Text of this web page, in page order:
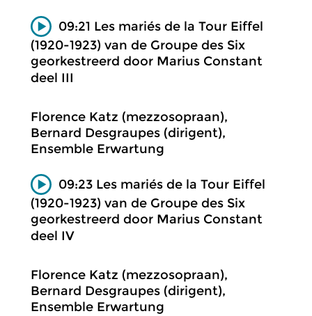
09:21 Les mariés de la Tour Eiffel
(1920-1923) van de Groupe des Six
georkestreerd door Marius Constant
deel III
Florence Katz (mezzosopraan),
Bernard Desgraupes (dirigent),
Ensemble Erwartung
09:23 Les mariés de la Tour Eiffel
(1920-1923) van de Groupe des Six
georkestreerd door Marius Constant
deel IV
Florence Katz (mezzosopraan),
Bernard Desgraupes (dirigent),
Ensemble Erwartung